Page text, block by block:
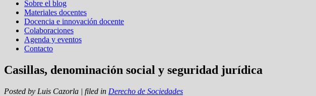
Sobre el blog
Materiales docentes
Docencia e innovación docente
Colaboraciones
Agenda y eventos
Contacto
Casillas, denominación social y seguridad jurídica
Posted by Luis Cazorla | filed in Derecho de Sociedades